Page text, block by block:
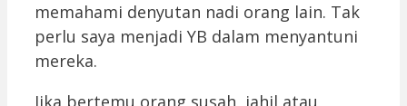
memahami denyutan nadi orang lain. Tak
perlu saya menjadi YB dalam menyantuni
mereka.